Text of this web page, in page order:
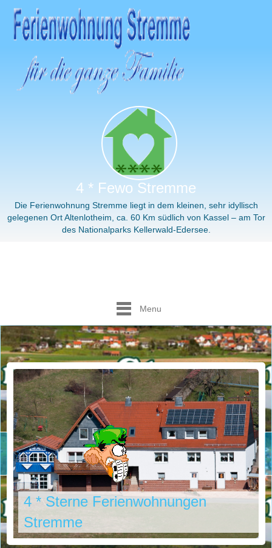
4 * Fewo Stremme
Die Ferienwohnung Stremme liegt in dem kleinen, sehr idyllisch
gelegenen Ort Altenlotheim, ca. 60 Km südlich von Kassel – am Tor
des Nationalparks Kellerwald-Edersee.
Menu
4 * Sterne Ferienwohnungen
Stremme